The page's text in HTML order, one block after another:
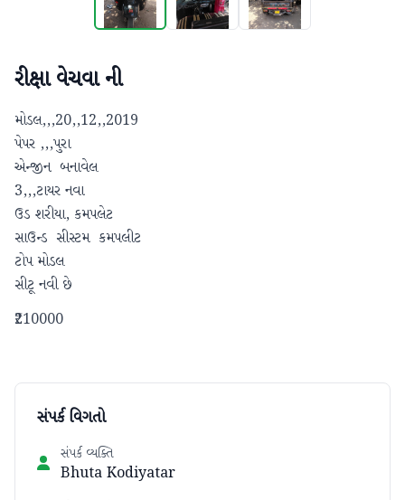
રીક્ષા વેચવા ની
મોડલ,,,20,,12,,2019
પેપર ,,,પુરા
એન્જીન  બનાવેલ
3,,,ટાયર નવા
ઉડ શરીયા, કમપલેટ
સાઉન્ડ  સીસ્ટમ  કમપલીટ
ટોપ મોડલ
સીટૂ નવી છે
₹210000
સંપર્ક વિગતો
સંપર્ક વ્યક્તિ
Bhuta Kodiyatar